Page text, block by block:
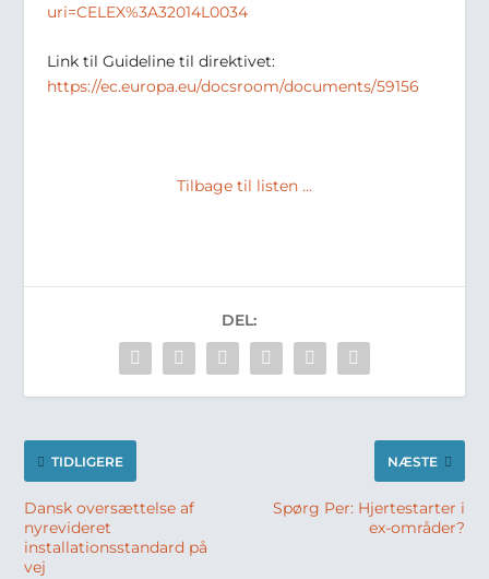
uri=CELEX%3A32014L0034
Link til Guideline til direktivet:
https://ec.europa.eu/docsroom/documents/59156
Tilbage til listen …
DEL:
TIDLIGERE
Dansk oversættelse af
nyrevideret
installationsstandard på
vej
NÆSTE
Spørg Per: Hjertestarter i
ex-områder?